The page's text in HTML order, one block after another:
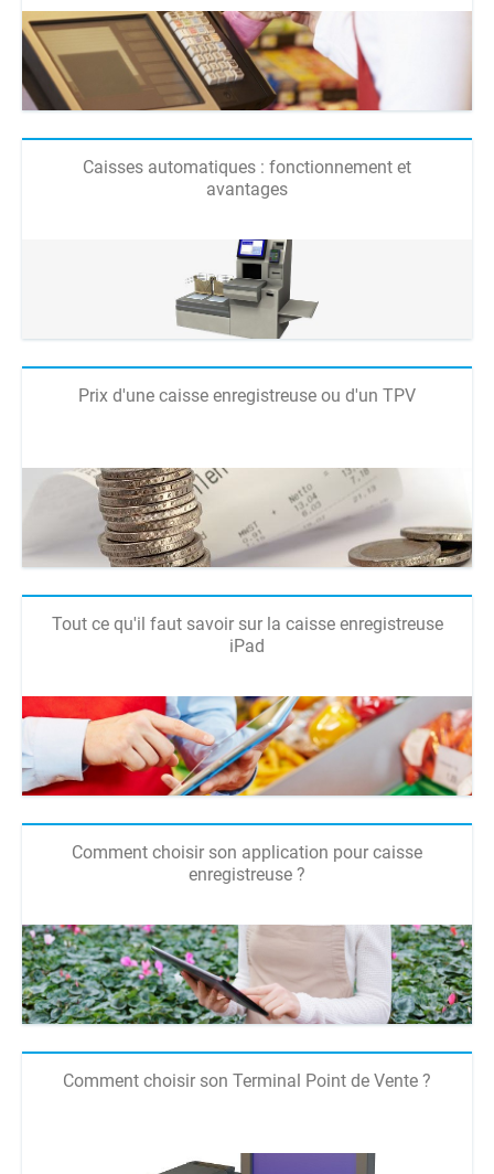
Caisses automatiques : fonctionnement et
avantages
Prix d'une caisse enregistreuse ou d'un TPV
Tout ce qu'il faut savoir sur la caisse enregistreuse
iPad
Comment choisir son application pour caisse
enregistreuse ?
Comment choisir son Terminal Point de Vente ?